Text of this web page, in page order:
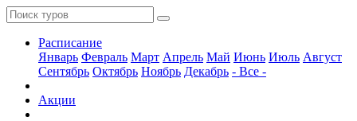
Расписание
Январь Февраль Март Апрель Май Июнь Июль Август
Сентябрь Октябрь Ноябрь Декабрь - Все -
Акции